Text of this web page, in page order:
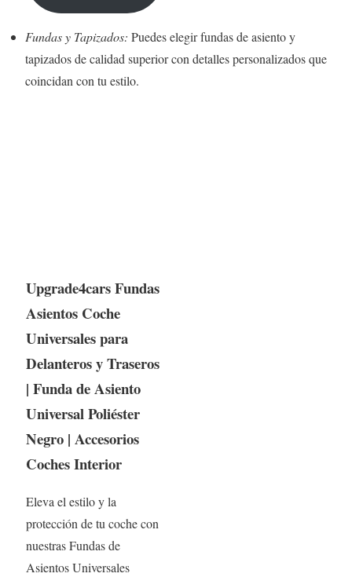
Fundas y Tapizados: Puedes elegir fundas de asiento y
tapizados de calidad superior con detalles personalizados que
coincidan con tu estilo.
Upgrade4cars Fundas
Asientos Coche
Universales para
Delanteros y Traseros
| Funda de Asiento
Universal Poliéster
Negro | Accesorios
Coches Interior
Eleva el estilo y la
protección de tu coche con
nuestras Fundas de
Asientos Universales